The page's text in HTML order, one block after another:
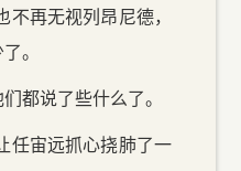
再无视列昂尼德，
。
都说了些什么了。
任宙远抓心挠肺了一